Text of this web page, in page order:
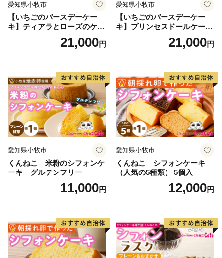
愛知県小牧市
【いちごのバースデーケー
キ】ティアラとローズのケー
キ スイーツ デザート 洋菓
子 お取り寄せ 愛知県 小牧市
レーション ホールケーキ 日
時指定可
21,000円
愛知県小牧市
【いちごのバースデーケー
キ】プリンセスドールケーキ
日時指定可 スイーツ デザー
ト 洋菓子 お取り寄せ 愛知県
デコレーションケーキ ホー
ルケーキ 人形 かわいい こど
も
21,000円
愛知県小牧市
くんねこ 米粉のシフォンケ
ーキ グルテンフリー
11,000円
愛知県小牧市
くんねこ シフォンケーキ
（人気の5種類） 5個入
12,000円